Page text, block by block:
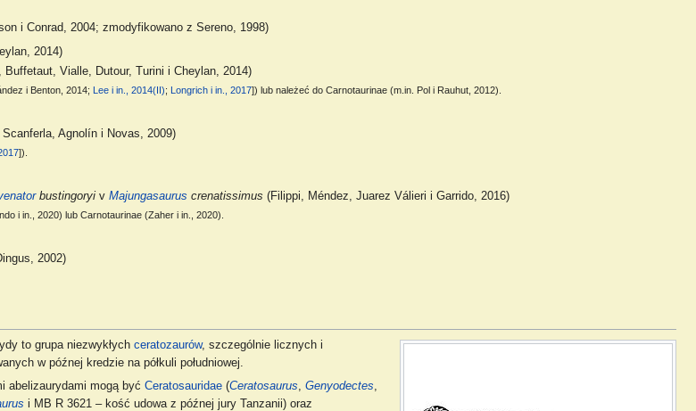
i Conrad, 2004; zmodyfikowano z Sereno, 1998)
2014)
Buffetaut, Vialle, Dutour, Turini i Cheylan, 2014)
i Benton, 2014; Lee i in., 2014(II); Longrich i in., 2017]) lub należeć do Carnotaurinae (m.in. Pol i Rauhut, 2012).
Scanferla, Agnolín i Novas, 2009)
]).
bustingoryi vMajungasaurus crenatissimus (Filippi, Méndez, Juarez Válieri i Garrido, 2016)
i in., 2020) lub Carnotaurinae (Zaher i in., 2020).
2002)
to grupa niezwykłych ceratozaurów, szczególnie licznych i
w późnej kredzie na półkuli południowej.
abelizaurydami mogą być Ceratosauridae(Ceratosaurus, Genyodectes,
i MB R 3621 – kość udowa z późnej jury Tanzanii) oraz